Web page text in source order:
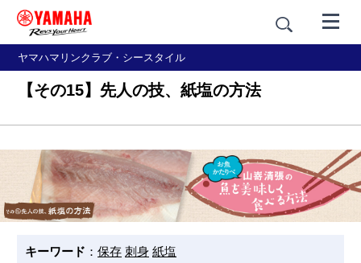
ヤマハマリンクラブ・シースタイル
【その15】先人の技、紙塩の方法
キーワード ： 保存 刺身 紙塩